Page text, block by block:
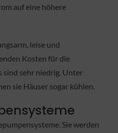
auf eine höhere
leise und
Kosten für die
sind sehr niedrig. Unter
sie Häuser sogar kühlen.
Sie werden